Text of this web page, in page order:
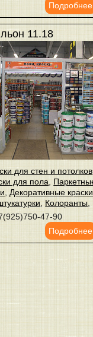
Подробнее
11.18
для стен и потолков
для пола
Декоративные краски
Колоранты
47-90
Подробнее